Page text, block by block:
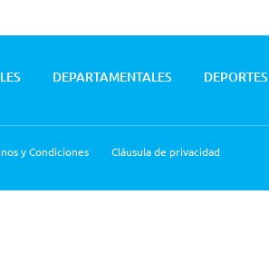
DEPARTAMENTALES DEPORTES
y Condiciones Cláusula de privacidad